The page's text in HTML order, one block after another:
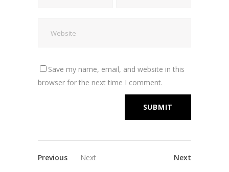
Save my name, email, and website in this
browser for the next time I comment.
Next
Previous Next